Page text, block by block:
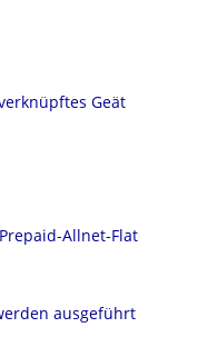
Geät
Allnet-Flat
ausgeführt